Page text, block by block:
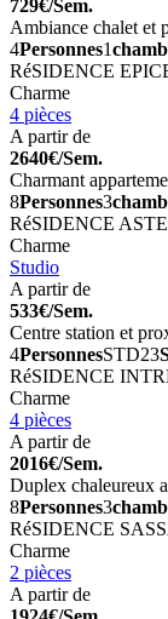
729€/Sem.
Ambiance chalet et
4Personnes1
RéSIDENCE
Charme
4 pièces
A partir de
2640€/Sem.
Charmant
8Personnes3
RéSIDENCE
Charme
Studio
A partir de
533€/Sem.
Centre station et
4PersonnesSTD23
RéSIDENCE
Charme
4 pièces
A partir de
2016€/Sem.
Duplex chaleureux
8Personnes3
RéSIDENCE
Charme
2 pièces
A partir de